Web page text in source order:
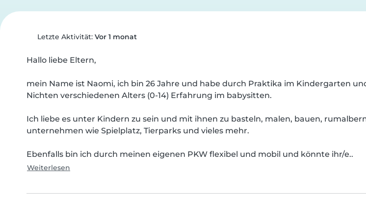
Letzte Aktivität: Vor 1 monat
Hallo liebe Eltern,
mein Name ist Naomi, ich bin 26 Jahre und habe durch Praktika im Kindergarten
Nichten verschiedenen Alters (0-14) Erfahrung im babysitten.
Ich liebe es unter Kindern zu sein und mit ihnen zu basteln, malen, bauen,
unternehmen wie Spielplatz, Tierparks und vieles mehr.
Ebenfalls bin ich durch meinen eigenen PKW flexibel und mobil und könnte ihr/e..
Weiterlesen